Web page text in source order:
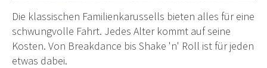
Die klassischen Familienkarussells bieten alles für eine
schwungvolle Fahrt. Jedes Alter kommt auf seine
Kosten. Von Breakdance bis Shake 'n' Roll ist für jeden
etwas dabei.